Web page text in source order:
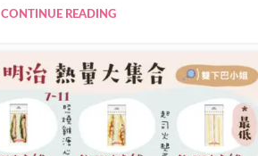
CONTINUE READING